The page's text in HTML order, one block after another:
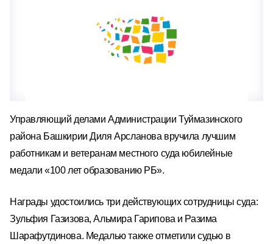
Управляющий делами Администрации Туймазинского
района Башкирии Диля Арсланова вручила лучшим
работникам и ветеранам местного суда юбилейные
медали «100 лет образованию РБ».
Награды удостоились три действующих сотрудницы суда:
Зульфия Газизова, Альмира Гарипова и Разима
Шарафутдинова. Медалью также отметили судью в